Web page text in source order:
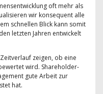
oft mehr als
wir konsequent alle
schnellen Blick kann somit
letzten Jahren entwickelt
zeigen, ob eine
wird. Shareholder-
gute Arbeit zur
hat.